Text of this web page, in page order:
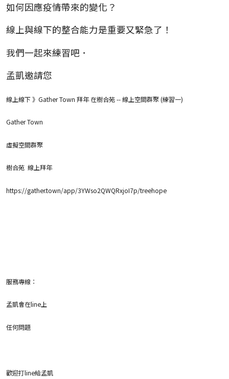
如何因應疫情帶來的變化？
線上與線下的整合能力是重要又緊急了！
我們一起來練習吧．
孟凱邀請您
線上線下 》Gather Town 拜年 在樹合苑 -- 線上空間群聚 (練習一)
Gather Town
虛擬空間群聚
樹合苑 線上拜年
https://gather.town/app/3YWso2QWQRxjoI7p/treehope
服務專線：
孟凱會在line上
任何問題
歡迎打line給孟凱